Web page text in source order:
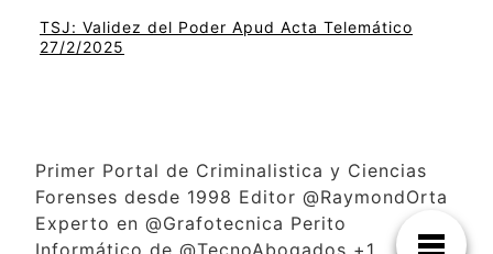
TSJ: Validez del Poder Apud Acta Telemático
27/2/2025
Primer Portal de Criminalistica y Ciencias
Forenses desde 1998 Editor @RaymondOrta
Experto en @Grafotecnica Perito
Informático de @TecnoAbogados +1